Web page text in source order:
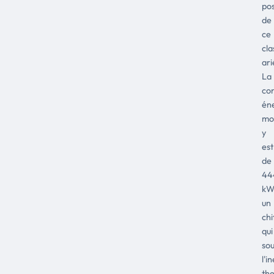
de
ce
La
y
est
de
un
qui